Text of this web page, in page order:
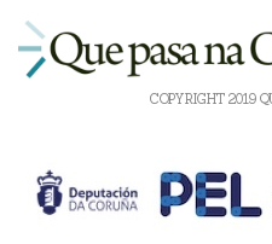
COPYRIGHT 2019